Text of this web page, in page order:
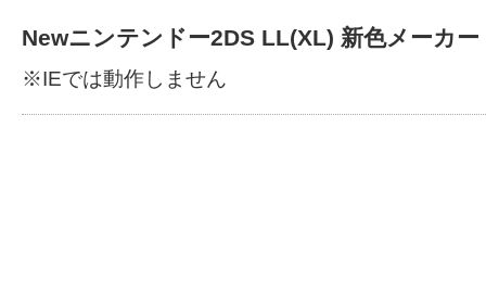
Newニンテンドー2DS LL(XL) 新色メーカー
※IEでは動作しません